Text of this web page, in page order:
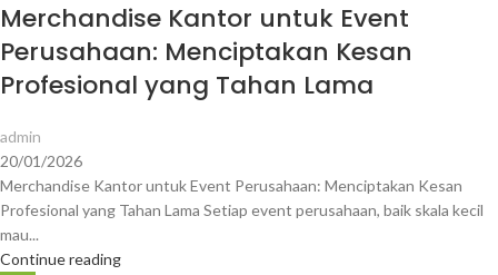
Merchandise Kantor untuk Event
Perusahaan: Menciptakan Kesan
Profesional yang Tahan Lama
admin
20/01/2026
Merchandise Kantor untuk Event Perusahaan: Menciptakan Kesan
Profesional yang Tahan Lama Setiap event perusahaan, baik skala kecil
mau...
Continue reading